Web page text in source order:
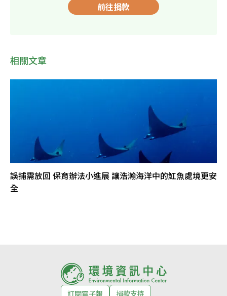
前往捐款
相關文章
誤捕需放回 保育辦法小進展 讓浩瀚海洋中的魟魚處境更安
全
訂閱電子報 捐款支持